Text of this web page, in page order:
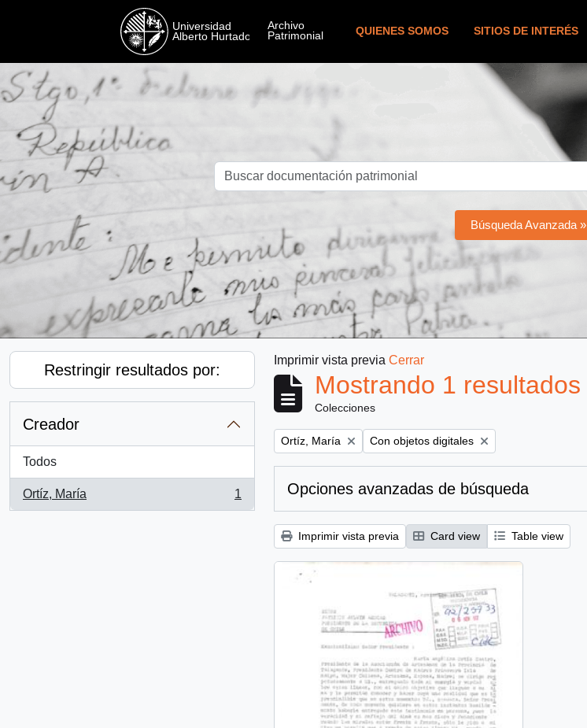
QUIENES SOMOS SITIOS DE INTERÉS
Búsqueda Avanzada »
Restringir resultados por:
Creador
Todos
Ortíz, María
, 1 resultados
1
Imprimir vista previa Cerrar
Mostrando 1 resultados
Colecciones
Remove filter:
Ortíz, María Remove filter:
Con objetos digitales
Opciones avanzadas de búsqueda
Imprimir vista previa Card view Table view